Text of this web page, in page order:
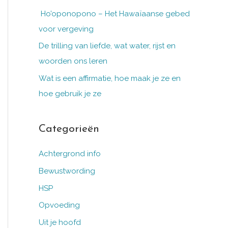
Ho’oponopono – Het Hawaïaanse gebed
voor vergeving
De trilling van liefde, wat water, rijst en
woorden ons leren
Wat is een affirmatie, hoe maak je ze en
hoe gebruik je ze
Categorieën
Achtergrond info
Bewustwording
HSP
Opvoeding
Uit je hoofd